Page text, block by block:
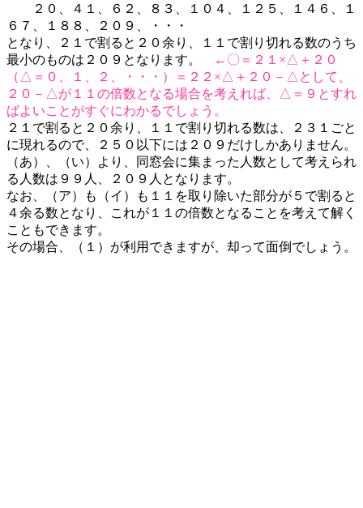
２０、４１、６２、８３、１０４、１２５、１４６、１
６７、１８８、２０９、・・・
となり、２１で割ると２０余り、１１で割り切れる数のうち
最小のものは２０９となります。
←〇＝２１×△＋２０
（△＝０、１、２、・・・）＝２２×△＋２０－△として、
２０－△が１１の倍数となる場合を考えれば、△＝９とすれ
ばよいことがすぐにわかるでしょう。
２１で割ると２０余り、１１で割り切れる数は、２３１ごと
に現れるので、２５０以下には２０９だけしかありません。
（あ）、（い）より、同窓会に集まった人数として考えられ
る人数は９９人、２０９人となります。
なお、（ア）も（イ）も１１を取り除いた部分が５で割ると
４余る数となり、これが１１の倍数となることを考えて解く
こともできます。
その場合、（１）が利用できますが、却って面倒でしょう。